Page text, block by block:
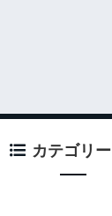
カテゴリー